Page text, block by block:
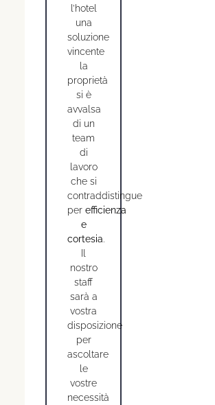
l’hotel
una
soluzione
vincente
la
proprietà
si è
avvalsa
di un
team
di
lavoro
che si
contraddistingue
perefficienza
e
cortesia.
Il
nostro
staff
sarà a
vostra
disposizione
per
ascoltare
le
vostre
necessità